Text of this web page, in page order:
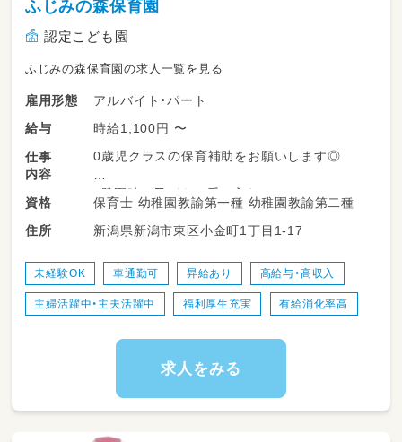
ふじみの森保育園
認定こども園
ふじみの森保育園の求人一覧を見る
雇用形態
アルバイト・パート
給与
時給1,100円 〜
仕事
内容
0歳児クラスの保育補助をお願いします◎
・登園時の子どもの受け入れ
・室内・屋外での遊びの見守り
・食事（おやつ・給食）やトイレのサポート
・季節の製作準備 など
資格
保育士 幼稚園教諭第一種 幼稚園教諭第二種
住所
新潟県新潟市東区小金町1丁目1-17
未経験OK 車通勤可 昇給あり 高給与・高収入
主婦活躍中・主夫活躍中 福利厚生充実 有給消化率高
求人をみる